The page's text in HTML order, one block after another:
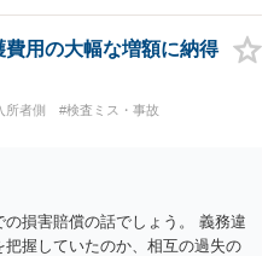
用の大幅な増額に納得
所者側 #検査ミス・事故
損害賠償の話でしょう。 義務違
握していたのか、相互の過失の